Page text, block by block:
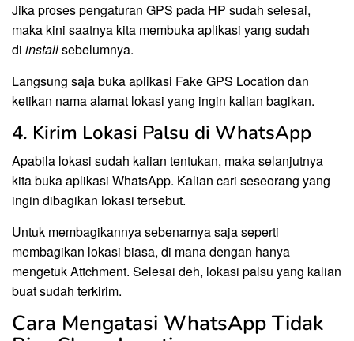
Jika proses pengaturan GPS pada HP sudah selesai,
maka kini saatnya kita membuka aplikasi yang sudah
di installsebelumnya.
Langsung saja buka aplikasi Fake GPS Location dan
ketikan nama alamat lokasi yang ingin kalian bagikan.
4. Kirim Lokasi Palsu di WhatsApp
Apabila lokasi sudah kalian tentukan, maka selanjutnya
kita buka aplikasi WhatsApp. Kalian cari seseorang yang
ingin dibagikan lokasi tersebut.
Untuk membagikannya sebenarnya saja seperti
membagikan lokasi biasa, di mana dengan hanya
mengetuk Attchment. Selesai deh, lokasi palsu yang kalian
buat sudah terkirim.
Cara Mengatasi WhatsApp Tidak